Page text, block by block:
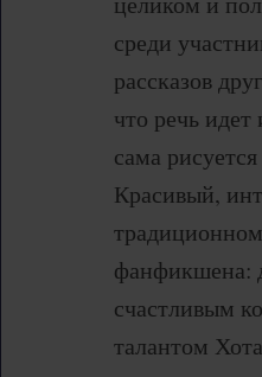
среди
рассказов
что речь
сама
Красивый,
фанфикшена:
счастливым
талантом